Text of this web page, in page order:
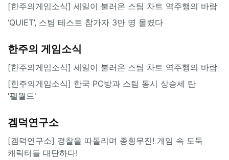
[한주의게임소식] 세일이 불러온 스팀 차트 역주행의 바람
‘QUIET’, 스팀 테스트 참가자 3만 명 몰렸다
한주의 게임소식
[한주의게임소식] 세일이 불러온 스팀 차트 역주행의 바람
[힌주의게임소식] 한국 PC방과 스팀 동시 상승세 탄
'팰월드'
겜덕연구소
[겜덕연구소] 경찰을 따돌리며 종횡무진! 게임 속 도둑
캐릭터들 대단하다!